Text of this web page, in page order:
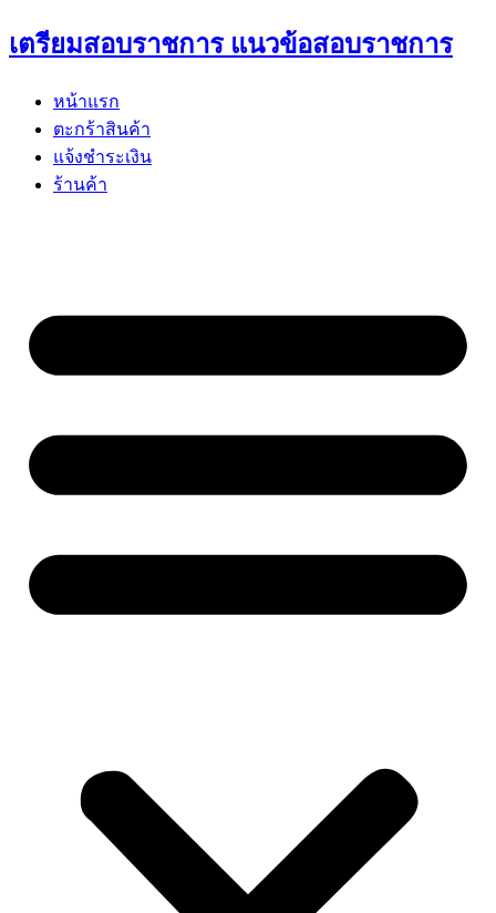
Skip
to
เตรียมสอบราชการ แนวข้อสอบราชการ
หน้าแรก
ตะกร้าสินค้า
แจ้งชำระเงิน
ร้านค้า